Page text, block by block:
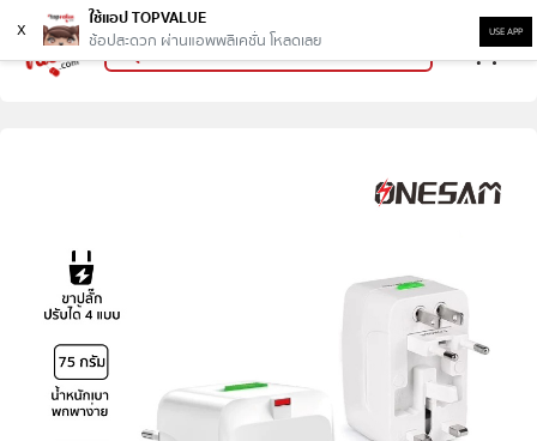
x
ใช้แอป TOPVALUE
ช้อปสะดวก ผ่านแอพพลิเคชั่น โหลดเลย
USE APP